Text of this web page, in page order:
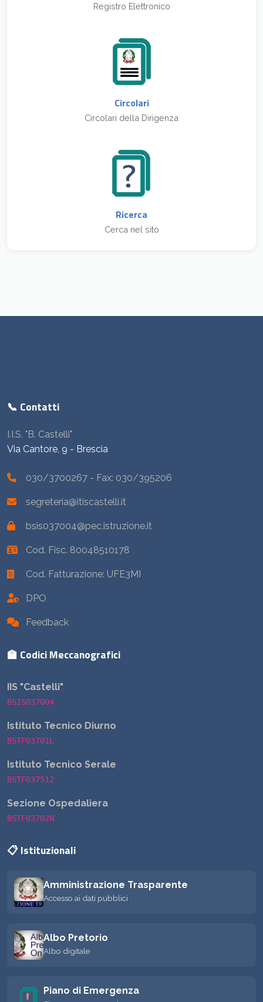
Registro Elettronico
Circolari
Circolari della Dirigenza
Ricerca
Cerca nel sito
📞 Contatti
I.I.S. "B. Castelli"
Via Cantore, 9 - Brescia
030/3700267 - Fax: 030/395206
segreteria@itiscastelli.it
bsis037004@pec.istruzione.it
Cod. Fisc. 80048510178
Cod. Fatturazione: UFE3MI
DPO
Feedback
🏫 Codici Meccanografici
IIS "Castelli"
BSIS037004
Istituto Tecnico Diurno
BSTF03701L
Istituto Tecnico Serale
BSTF037512
Sezione Ospedaliera
BSTF03702N
📋 Istituzionali
Amministrazione Trasparente
Accesso ai dati pubblici
Albo Pretorio
Albo digitale
Piano di Emergenza